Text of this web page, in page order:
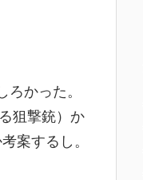
かった。
狙撃銃）か
案するし。